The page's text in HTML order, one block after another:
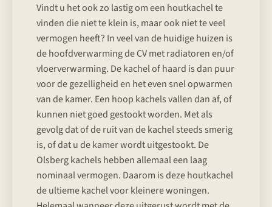
Vindt u het ook zo lastig om een houtkachel te
vinden die niet te klein is, maar ook niet te veel
vermogen heeft? In veel van de huidige huizen is
de hoofdverwarming de CV met radiatoren en/of
vloerverwarming. De kachel of haard is dan puur
voor de gezelligheid en het even snel opwarmen
van de kamer. Een hoop kachels vallen dan af, of
kunnen niet goed gestookt worden. Met als
gevolg dat of de ruit van de kachel steeds smerig
is, of dat u de kamer wordt uitgestookt. De
Olsberg kachels hebben allemaal een laag
nominaal vermogen. Daarom is deze houtkachel
de ultieme kachel voor kleinere woningen.